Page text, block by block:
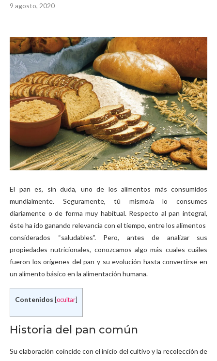
9 agosto, 2020
El pan es, sin duda, uno de los alimentos más consumidos
mundialmente. Seguramente, tú mismo/a lo consumes
diariamente o de forma muy habitual. Respecto al pan integral,
éste ha ido ganando relevancia con el tiempo, entre los alimentos
considerados “saludables”. Pero, antes de analizar sus
propiedades nutricionales, conozcamos algo más cuales cuáles
fueron los orígenes del pan y su evolución hasta convertirse en
un alimento básico en la alimentación humana.
Contenidos ocultar
Historia del pan común
Su elaboración coincide con el inicio del cultivo y la recolección de